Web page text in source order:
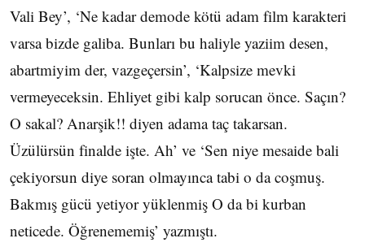
Vali Bey’, ‘Ne kadar demode kötü adam film karakteri
varsa bizde galiba. Bunları bu haliyle yaziim desen,
abartmiyim der, vazgeçersin’, ‘Kalpsize mevki
vermeyeceksin. Ehliyet gibi kalp sorucan önce. Saçın?
O sakal? Anarşik!! diyen adama taç takarsan.
Üzülürsün finalde işte. Ah’ ve ‘Sen niye mesaide bali
çekiyorsun diye soran olmayınca tabi o da coşmuş.
Bakmış gücü yetiyor yüklenmiş O da bi kurban
neticede. Öğrenememiş’ yazmıştı.